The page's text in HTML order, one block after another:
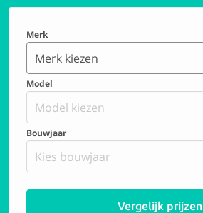
Merk
Merk kiezen
Model
Model kiezen
Bouwjaar
Kies bouwjaar
Vergelijk prijzen